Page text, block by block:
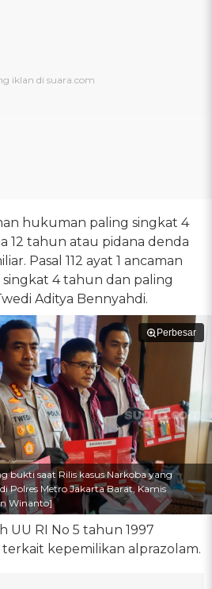
hukuman paling singkat 4
12 tahun atau pidana denda
Pasal 112 ayat 1 ancaman
4 tahun dan paling
Aditya Bennyahdi.
Perbesar
bukti saat Rilis kasus Narkoba yang
Polres Metro Jakarta Barat, Kamis
Winanto]
UU RI No 5 tahun 1997
kepemilikan alprazolam.